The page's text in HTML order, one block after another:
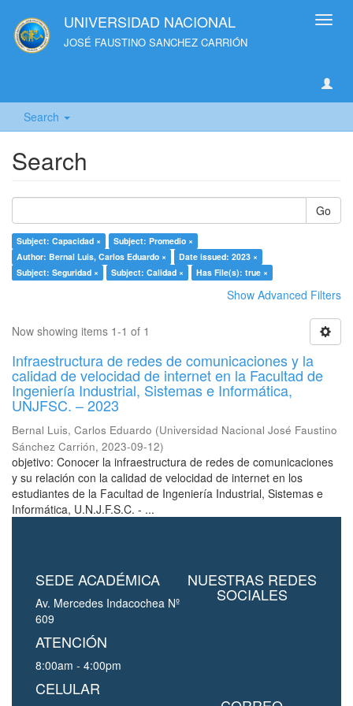
UNIVERSIDAD NACIONAL
JOSÉ FAUSTINO SANCHEZ CARRIÓN
Search
Search
Go
Subject: Capacidad ×
Subject: Promedio ×
Author: Bernal Luis, Carlos Eduardo ×
Date issued: 2023 ×
Subject: Seguridad ×
Subject: Calidad × Has File(s): true ×
Show Advanced Filters
Now showing items 1-1 of 1
Infraestructura de redes de comunicaciones y la
calidad de velocidad de internet en la Facultad de
Ingeniería Industrial, Sistemas e Informática,
UNJFSC. – 2023
Bernal Luis, Carlos Eduardo (Universidad Nacional José Faustino
Sánchez Carrión, 2023-09-12)
objetivo: Conocer la infraestructura de redes de comunicaciones
y su relación con la calidad de velocidad de internet en los
estudiantes de la Facultad de Ingeniería Industrial, Sistemas e
Informática, U.N.J.F.S.C. - ...
SEDE ACADÉMICA
Av. Mercedes Indacochea Nº
609
ATENCIÓN
8:00am - 4:00pm
CELULAR
NUESTRAS REDES
SOCIALES